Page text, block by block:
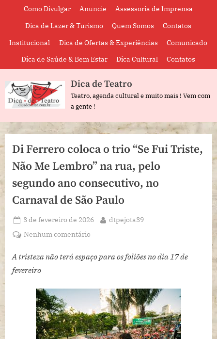
Como Divulgar Anuncie
Assessoria de Imprensa
Dica de Lazer & Turismo
Quem Somos
Contatos
Institucional
Dica de Ofertas & Experiências
Comunicado
Dica de Saúde & Bem Estar
Dica Cultural Contatos
Dica de Teatro
Teatro, agenda cultural e muito mais ! Vem com
a gente !
Di Ferrero coloca o trio “Se Fui Triste,
Não Me Lembro” na rua, pelo
segundo ano consecutivo, no
Carnaval de São Paulo
Posted
on
3 de fevereiro de 2026 By
dtpejota39
Nenhum comentário
Ferrero
trio
“Se
Fui
Triste,
Não
A tristeza não terá espaço para os foliões no dia 17 de
fevereiro